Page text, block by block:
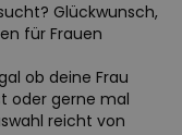
Glückwunsch,
für Frauen
ob deine Frau
oder gerne mal
reicht von